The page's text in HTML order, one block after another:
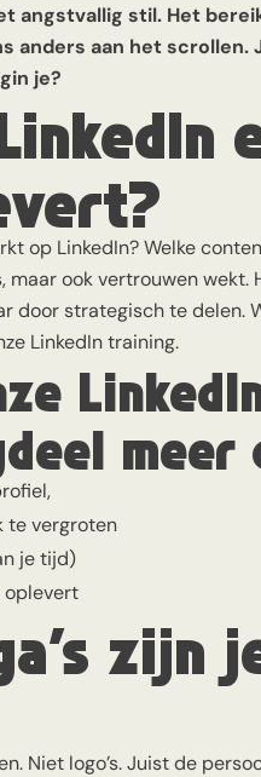
angstvallig stil. Het
anders aan het
je?
op LinkedIn? Welke
maar ook vertrouwen
door strategisch te delen.
LinkedIn training.
meer
te vergroten
je tijd)
zijn
Niet logo’s. Juist de